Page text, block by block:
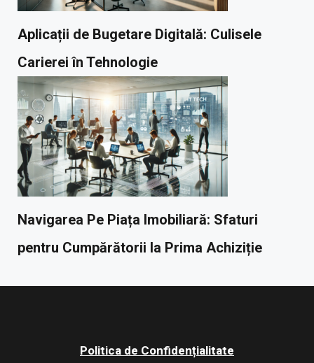
Aplicații de Bugetare Digitală: Culisele
Carierei în Tehnologie
Navigarea Pe Piața Imobiliară: Sfaturi
pentru Cumpărătorii la Prima Achiziție
Politica de Confidențialitate